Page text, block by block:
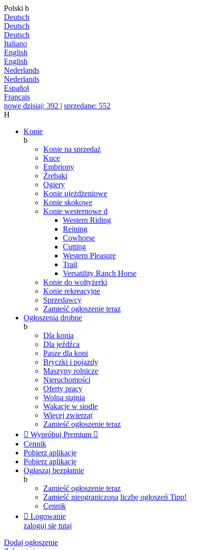
Polski b
Deutsch
Deutsch
Deutsch
Italiano
English
English
Nederlands
Nederlands
Español
Français
nowe dzisiaj: 392 | sprzedane: 552
H
Konie
b
Konie na sprzedaż
Kuce
Embriony
Źrebaki
Ogiery
Konie ujeżdżeniowe
Konie skokowe
Konie westernowe d
Western Riding
Reining
Cowhorse
Cutting
Western Pleasure
Trail
Versatility Ranch Horse
Konie do woltyżerki
Konie rekreacyjne
Sprzedawcy
Zamieść ogłoszenie teraz
Ogłoszenia drobne
b
Dla konia
Dla jeźdźca
Pasze dla koni
Bryczki i pojazdy
Maszyny rolnicze
Nieruchomości
Oferty pracy
Wolna stajnia
Wakacje w siodle
Więcej zwierząt
Zamieść ogłoszenie teraz
 Wypróbuj Premium 
Cennik
Pobierz aplikację
Pobierz aplikację
Ogłaszaj bezpłatnie
b
Zamieść ogłoszenie teraz
Zamieść nieograniczoną liczbę ogłoszeń Tipp!
Cennik
 Logowanie
zaloguj się tutaj
Dodaj ogłoszenie